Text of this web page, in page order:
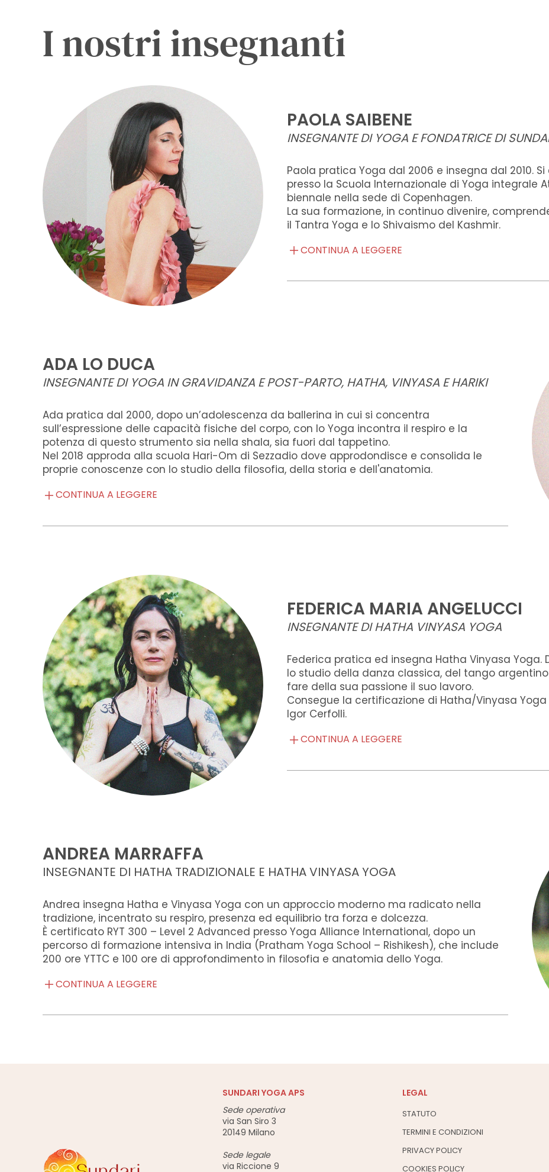
I nostri insegnanti
PAOLA SAIBENE
INSEGNANTE DI YOGA E FONDATRICE DI
Paola pratica Yoga dal 2006 e insegna dal 2010.
presso la Scuola Internazionale di Yoga integrale
biennale nella sede di Copenhagen.
La sua formazione, in continuo divenire,
il Tantra Yoga e lo Shivaismo del Kashmir.
CONTINUA A LEGGERE
ADA LO DUCA
INSEGNANTE DI YOGA IN GRAVIDANZA E POST-PARTO, HATHA, VINYASA E HARIKI
Ada pratica dal 2000, dopo un’adolescenza da ballerina in cui si concentra
sull’espressione delle capacità fisiche del corpo, con lo Yoga incontra il respiro e la
potenza di questo strumento sia nella shala, sia fuori dal tappetino.
Nel 2018 approda alla scuola Hari-Om di Sezzadio dove approdondisce e consolida le
proprie conoscenze con lo studio della filosofia, della storia e dell'anatomia.
CONTINUA A LEGGERE
FEDERICA MARIA ANGELUCCI
INSEGNANTE DI HATHA VINYASA YOGA
Federica pratica ed insegna Hatha Vinyasa
lo studio della danza classica, del tango
fare della sua passione il suo lavoro.
Consegue la certificazione di Hatha/Vinyasa
Igor Cerfolli.
CONTINUA A LEGGERE
ANDREA MARRAFFA
INSEGNANTE DI HATHA TRADIZIONALE E HATHA VINYASA YOGA
Andrea insegna Hatha e Vinyasa Yoga con un approccio moderno ma radicato nella
tradizione, incentrato su respiro, presenza ed equilibrio tra forza e dolcezza.
È certificato RYT 300 – Level 2 Advanced presso Yoga Alliance International, dopo un
percorso di formazione intensiva in India (Pratham Yoga School – Rishikesh), che include
200 ore YTTC e 100 ore di approfondimento in filosofia e anatomia dello Yoga.
CONTINUA A LEGGERE
SUNDARI YOGA APS
Sede operativa
via San Siro 3
20149 Milano
Sede legale
via Riccione 9
LEGAL
STATUTO
TERMINI E CONDIZIONI
PRIVACY POLICY
COOKIES POLICY